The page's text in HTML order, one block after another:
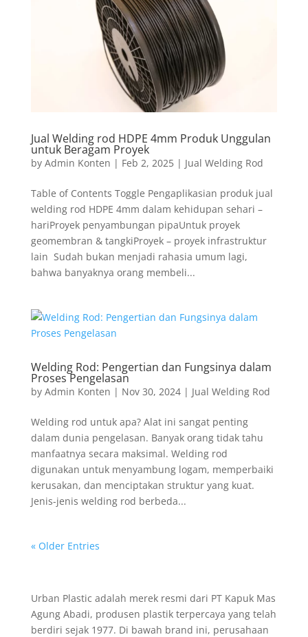
Jual Welding rod HDPE 4mm Produk Unggulan
untuk Beragam Proyek
by Admin Konten | Feb 2, 2025| Jual Welding Rod
Table of Contents Toggle Pengaplikasian produk jual
welding rod HDPE 4mm dalam kehidupan sehari –
hariProyek penyambungan pipaUntuk proyek
geomembran & tangkiProyek – proyek infrastruktur
lain Sudah bukan menjadi rahasia umum lagi,
bahwa banyaknya orang membeli...
Welding Rod: Pengertian dan Fungsinya dalam
Proses Pengelasan
by Admin Konten | Nov 30, 2024| Jual Welding Rod
Welding rod untuk apa? Alat ini sangat penting
dalam dunia pengelasan. Banyak orang tidak tahu
manfaatnya secara maksimal. Welding rod
digunakan untuk menyambung logam, memperbaiki
kerusakan, dan menciptakan struktur yang kuat.
Jenis-jenis welding rod berbeda...
« Older Entries
Urban Plastic adalah merek resmi dari PT Kapuk Mas
Agung Abadi, produsen plastik terpercaya yang telah
berdiri sejak 1977. Di bawah brand ini, perusahaan